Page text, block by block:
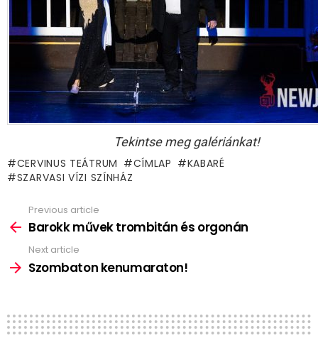
Tekintse meg galériánkat!
CERVINUS TEÁTRUM CÍMLAP
KABARÉ
SZARVASI VÍZI SZÍNHÁZ
more
Previous article
Barokk művek trombitán és orgonán
Next article
Szombaton kenumaraton!